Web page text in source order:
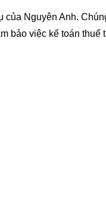
của Nguyên Anh.
bảo việc kế toán